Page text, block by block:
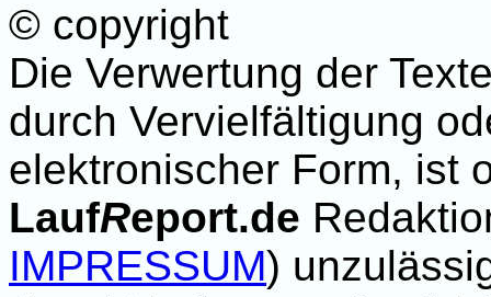
© copyright
Die Verwertung der
durch Vervielfältigung
elektronischer Form, ist
LaufReport.de
IMPRESSUM)